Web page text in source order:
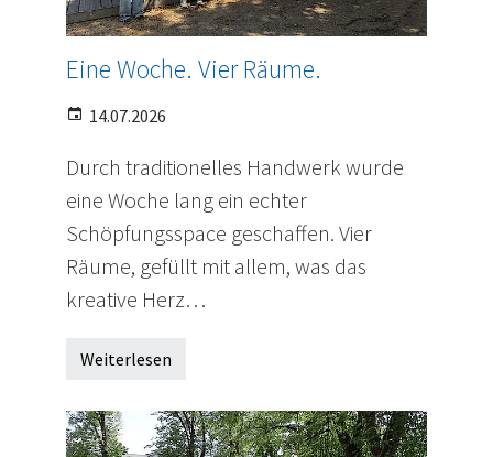
Eine Woche. Vier Räume.
14.07.2026
Durch traditionelles Handwerk wurde
eine Woche lang ein echter
Schöpfungsspace geschaffen. Vier
Räume, gefüllt mit allem, was das
kreative Herz…
Weiterlesen